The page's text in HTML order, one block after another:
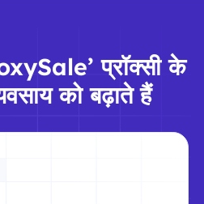
प्रॉक्सी के
को बढ़ाते हैं